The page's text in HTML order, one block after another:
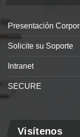
Presentación
Solicite su Soporte
Intranet
SECURE
Visítenos